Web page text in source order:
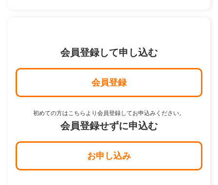
会員登録して申し込む
会員登録
初めての方はこちらより会員登録してお申込みください。
会員登録せずに申込む
お申し込み